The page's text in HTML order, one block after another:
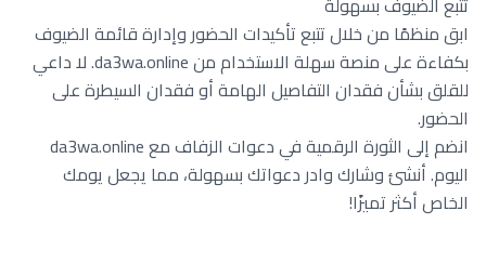
ابق منظمًا من خلال تتبع تأكيدات الحضور وإدارة قائمة الضيوف
بكفاءة على منصة سهلة الاستخدام من da3wa.online. لا داعي
للقلق بشأن فقدان التفاصيل الهامة أو فقدان السيطرة على
الحضور.
انضم إلى الثورة الرقمية في دعوات الزفاف مع da3wa.online
اليوم. أنشئ وشارك وادر دعواتك بسهولة، مما يجعل يومك
الخاص أكثر تميزًا!